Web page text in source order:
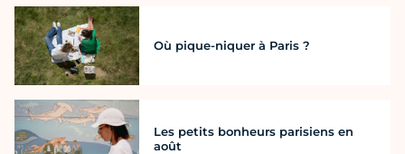
Où pique-niquer à Paris ?
Les petits bonheurs parisiens en
août